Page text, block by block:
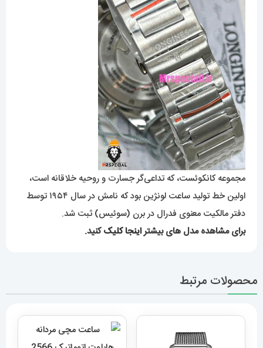
مجموعه کانکوئست، که تداعی‌گر جسارت و روحیه خلاقانه است،
اولین خط تولید ساعت لونژین بود که نامش در سال ۱۹۵۴ توسط
دفتر مالکیت معنوی فدرال در برن (سوئیس) ثبت شد.
برای مشاهده مدل های بیشتراینجا کلیککنید.
محصولات مرتبط